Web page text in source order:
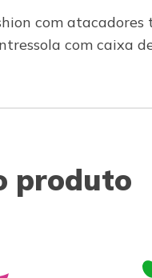
com
com caixa
produto